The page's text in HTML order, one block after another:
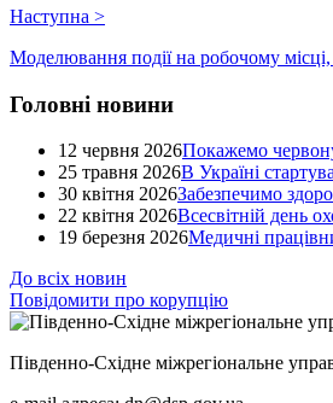
Наступна >
Моделювання події на робочому
Головні новини
12 червня 2026Покажемо
25 травня 2026В Україні
30 квітня 2026Забезпечимо
22 квітня 2026Всесвітній день
19 березня 2026Медичні
До всіх новин
Повідомити про корупцію
Південно-Східне міжрегіональне